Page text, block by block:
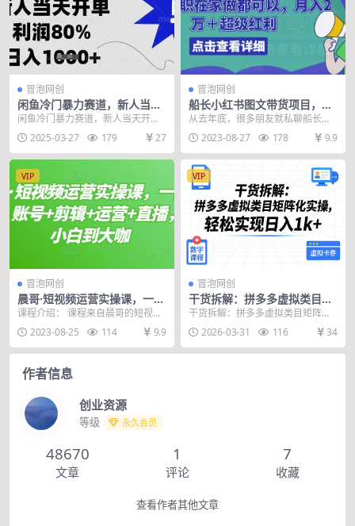
冒泡网创
闲鱼冷门暴力赛道，新人当天
开单，利润80%，日入数张
闲鱼冷门暴力赛道，新人当天开
单，利润80%，日入数张【揭秘】
项目揭秘，项目介绍...
2025-03-27 179 27
冒泡网创
船长小红书图文带货项目，副
业或者全职在家做都可以，月
从去年底，很多朋友就私聊船长
问，有没有小红书相关的变现项
目，因为小红书的流量付费...
2023-08-27 178 9.9
VIP
冒泡网创
晨哥·短视频运营实操课，一部
手机，账号+剪辑+运营+直
播，从小白到大咖
课程介绍： 课程来自晨哥的短视频
运营实操课，价值498元。快速学
会打造高权重账号...
2023-08-25 114 9.9
VIP
冒泡网创
干货拆解：拼多多虚拟类目矩
阵化实操，轻松实现日入1k+
干货拆解：拼多多虚拟类目矩阵化
实操，轻松实现日入1k+ 项目介
绍： 还在项目坑里...
2026-03-31 116 34
作者信息
创业资源
等级 永久会员
48670
文章
1
评论
7
收藏
查看作者其他文章